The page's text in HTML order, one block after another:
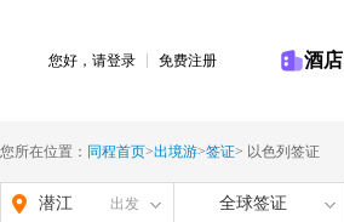
您好，请登录 免费注册 酒店
您所在位置： 同程首页>出境游>签证> 以色列签证
潜江 出发 全球签证